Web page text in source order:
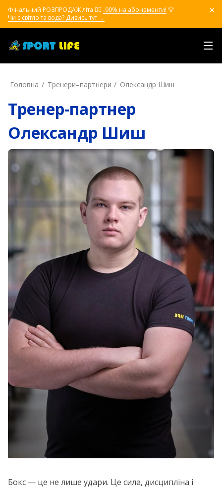
Фінальний РОЗПРОДАЖ літа ❤️‍🔥 -90% на абонементи! 💡
Чи є світло та вода? Дивись тут →
Головна Тренери–партнери Олександр Шиш
Тренер-партнер
Олександр Шиш
Бокс — це не лише удари. Це сила, дисципліна і